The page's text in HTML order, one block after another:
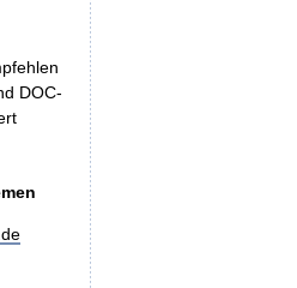
DOC-